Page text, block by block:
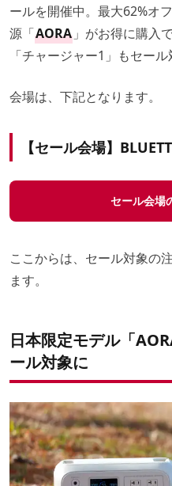
ールを開催中。最大62%オ
源「AORA 」がお得に購入
「チャージャー1」もセール
会場は、下記となります。
【セール会場】
セール会場
ここからは、セール対象の
ます。
日本限定モデル「
ール対象に